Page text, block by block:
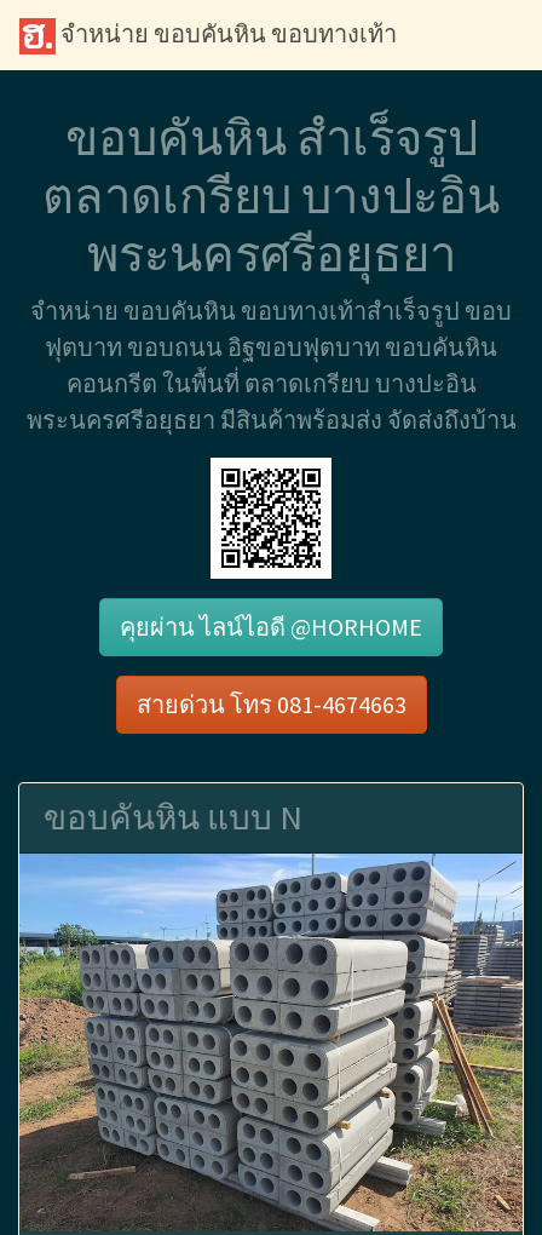
จำหน่าย ขอบคันหิน ขอบทางเท้า
ขอบคันหิน สำเร็จรูป
ตลาดเกรียบ บางปะอิน
พระนครศรีอยุธยา
จำหน่าย ขอบคันหิน ขอบทางเท้าสำเร็จรูป ขอบ
ฟุตบาท ขอบถนน อิฐขอบฟุตบาท ขอบคันหิน
คอนกรีต ในพื้นที่ ตลาดเกรียบ บางปะอิน
พระนครศรีอยุธยา มีสินค้าพร้อมส่ง จัดส่งถึงบ้าน
คุยผ่าน ไลน์ไอดี @HORHOME
สายด่วน โทร 081-4674663
ขอบคันหิน แบบ N